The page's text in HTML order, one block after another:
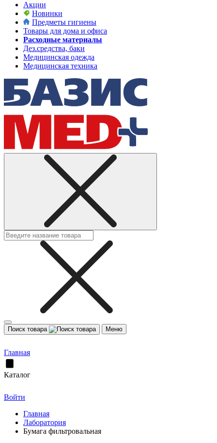
Акции
Новинки
Предметы гигиены
Товары для дома и офиса
Расходные материалы
Дез.средства, баки
Медицинская одежда
Медицинская техника
Поиск товара Меню
Главная
Каталог
Войти
Главная
Лаборатория
Бумага фильтровальная